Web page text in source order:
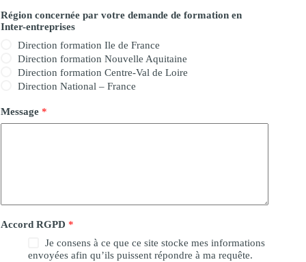
Région concernée par votre demande de formation en
Inter-entreprises
Direction formation Ile de France
Direction formation Nouvelle Aquitaine
Direction formation Centre-Val de Loire
Direction National – France
Message *
Accord RGPD *
Je consens à ce que ce site stocke mes informations
envoyées afin qu’ils puissent répondre à ma requête.